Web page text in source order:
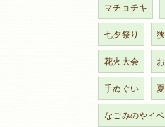
マチョチキ
七夕祭り
花火大会
手ぬぐい 夏
なごみのやイ